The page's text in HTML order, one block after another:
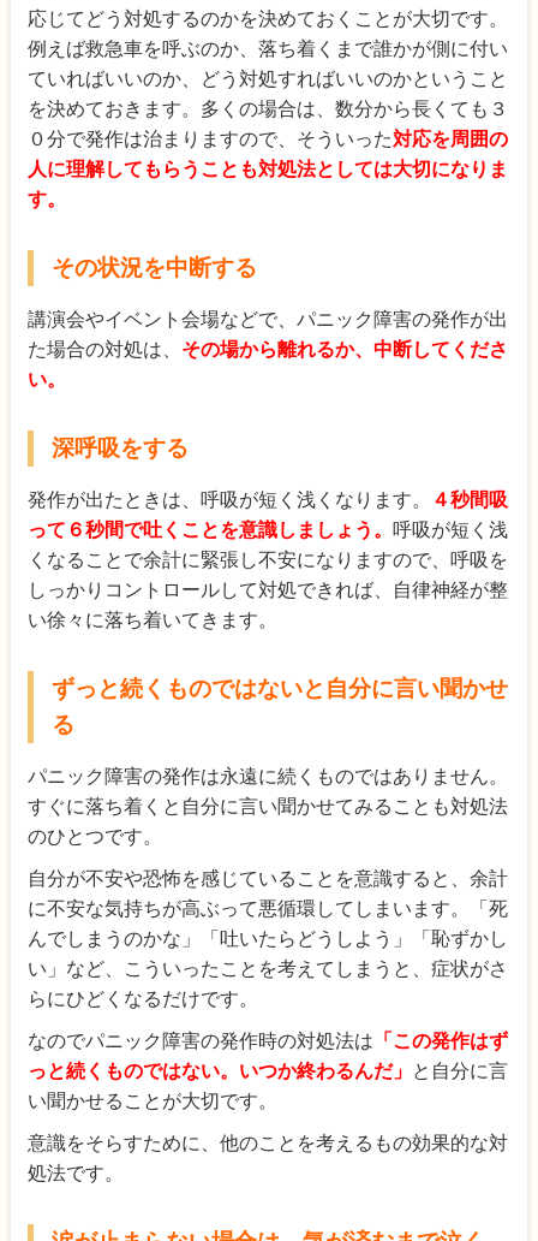
応じてどう対処するのかを決めておくことが大切です。
例えば救急車を呼ぶのか、落ち着くまで誰かが側に付い
ていればいいのか、どう対処すればいいのかということ
を決めておきます。多くの場合は、数分から長くても３
０分で発作は治まりますので、そういった対応を周囲の
人に理解してもらう ことも対処法としては大切になりま
す。
その状況を中断する
講演会やイベント会場などで、パニック障害の発作が出
た場合の対処は、 その場から離れるか、中断してくださ
い。
深呼吸をする
発作が出たときは、呼吸が短く浅くなります。
４秒間吸
って６秒間で吐くことを意識しましょう。 呼吸が短く浅
くなることで余計に緊張し不安になりますので、呼吸を
しっかりコントロールして対処できれば、自律神経が整
い徐々に落ち着いてきます。
ずっと続くものではないと自分に言い聞かせ
る
パニック障害の発作は永遠に続くものではありません。
すぐに落ち着くと自分に言い聞かせてみることも対処法
のひとつです。
自分が不安や恐怖を感じていることを意識すると、余計
に不安な気持ちが高ぶって悪循環してしまいます。「死
んでしまうのかな」「吐いたらどうしよう」「恥ずかし
い」など、こういったことを考えてしまうと、症状がさ
らにひどくなるだけです。
なのでパニック障害の発作時の対処法は 「この発作はず
っと続くものではない。いつか終わるんだ」 と自分に言
い聞かせることが大切です。
意識をそらすために、他のことを考えるもの効果的な対
処法です。